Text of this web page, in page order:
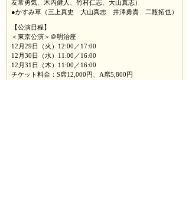
友常勇気、木内健人、竹村仁志、大山真志）
●かすみ草（三上真史 大山真志 井澤勇貴 二瓶拓也）
【公演日程】
＜東京公演＞＠明治座
12月29日（火）12:00／17:00
12月30日（水）11:00／16:00
12月31日（木）11:00／16:00
チケット料金：S席12,000円、A席5,800円